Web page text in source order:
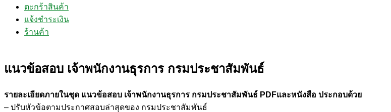
ตะกร้าสินค้า
แจ้งชำระเงิน
ร้านค้า
แนวข้อสอบ เจ้าพนักงานธุรการ กรมประชาสัมพันธ์
รายละเอียดภายในชุด แนวข้อสอบ เจ้าพนักงานธุรการ กรมประชาสัมพันธ์ PDFและหนังสือ ประกอบด้วย
– ปรับหัวข้อตามประกาศสอบล่าสุดของ กรมประชาสัมพันธ์